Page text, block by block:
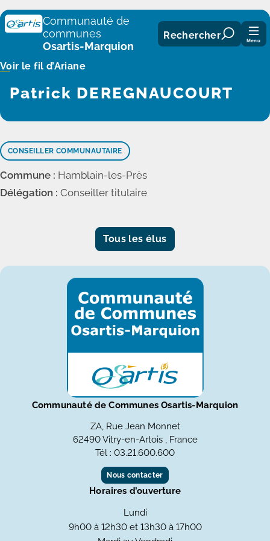
Panneau de gestion des cookies
Communauté de
communes
Osartis-Marquion
Rechercher Menu
Voir le fil d’Ariane
Patrick DEREGNAUCOURT
CONSEILLER COMMUNAUTAIRE
Commune : Hamblain-les-Près
Délégation : Conseiller titulaire
Tous les élus
Communauté de Communes Osartis-Marquion
ZA, Rue Jean Monnet
62490 Vitry-en-Artois , France
Tél : 03.21.600.600
Nous contacter
Horaires d’ouverture
Lundi
9h00 à 12h30 et 13h30 à 17h00